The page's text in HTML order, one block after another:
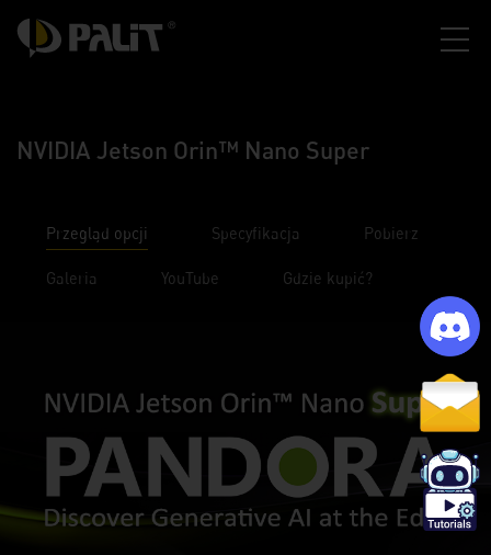
NVIDIA Jetson Orin™ Nano Super
Przegląd opcji Specyfikacja Pobierz
Galeria YouTube Gdzie kupić?